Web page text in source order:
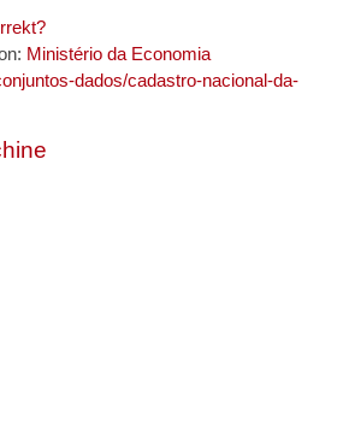
Ministério da Economia
dados/cadastro-nacional-da-